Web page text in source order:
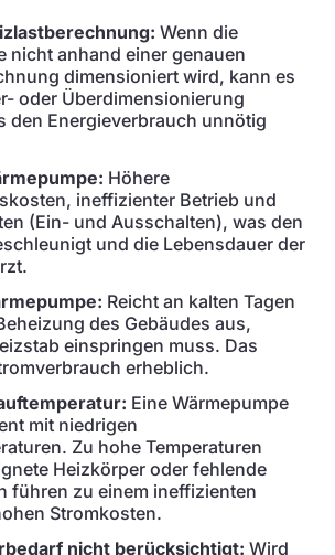
Wenn die
nicht anhand einer genauen
dimensioniert wird, kann es
oder Überdimensionierung
den Energieverbrauch unnötig
Höhere
ineffizienter Betrieb und
(Ein- und Ausschalten), was den
und die Lebensdauer der
Reicht an kalten Tagen
des Gebäudes aus,
einspringen muss. Das
erheblich.
Eine Wärmepumpe
mit niedrigen
Zu hohe Temperaturen
Heizkörper oder fehlende
führen zu einem ineffizienten
Stromkosten.
nicht berücksichtigt: Wird